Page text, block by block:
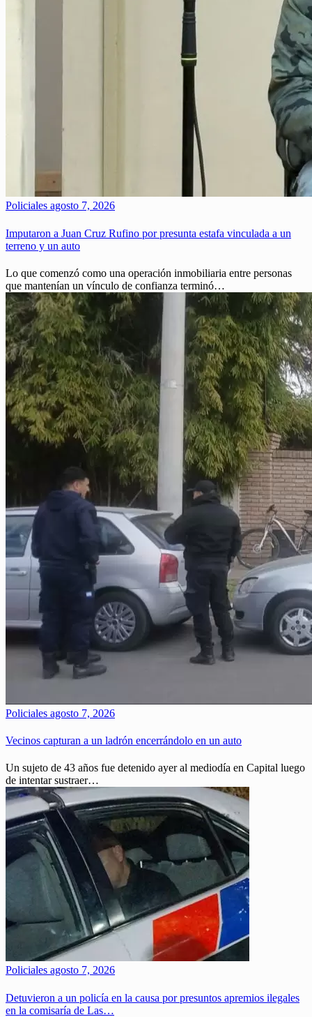
Policiales agosto 7, 2026
Imputaron a Juan Cruz Rufino por presunta estafa vinculada a un
terreno y un auto
Lo que comenzó como una operación inmobiliaria entre personas
que mantenían un vínculo de confianza terminó…
Policiales agosto 7, 2026
Vecinos capturan a un ladrón encerrándolo en un auto
Un sujeto de 43 años fue detenido ayer al mediodía en Capital luego
de intentar sustraer…
Policiales agosto 7, 2026
Detuvieron a un policía en la causa por presuntos apremios ilegales
en la comisaría de Las…